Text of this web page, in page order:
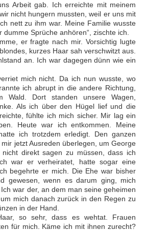
Arbeit gab. Ich erreichte mit meinem
nicht hungern mussten, weil er uns mit
nett zu ihm war. Meine Familie wusste
dumme Sprüche anhören“, zischte ich.
er fragte nach mir. Vorsichtig lugte
kurzes Haar sah verschwitzt aus.
an. Ich war dagegen dünn wie ein
mich nicht. Da ich nun wusste, wo
ich abrupt in die andere Richtung,
Wald. Dort standen unsere Wagen,
Als ich über den Hügel lief und die
fühlte ich mich sicher. Mir lag ein
Heute war ich entkommen. Meine
ich trotzdem erledigt. Den ganzen
jetzt Ausreden überlegen, um George
direkt sagen zu müssen, dass ich
war er verheiratet, hatte sogar eine
begehrte er mich. Die Ehe war bisher
gewesen, wenn es darum ging, mich
war der, an dem man seine geheimen
mich danach zurück in den Regen zu
in der Hand.
so sehr, dass es wehtat. Frauen
für mich. Käme ich mit ihnen zurecht?